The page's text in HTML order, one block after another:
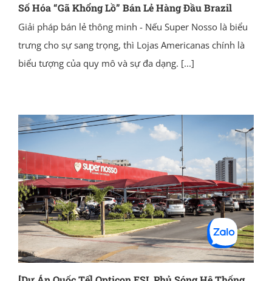
Số Hóa “Gã Khổng Lồ” Bán Lẻ Hàng Đầu Brazil
Giải pháp bán lẻ thông minh - Nếu Super Nosso là biểu
trưng cho sự sang trọng, thì Lojas Americanas chính là
biểu tượng của quy mô và sự đa dạng. [...]